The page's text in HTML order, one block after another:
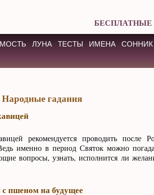
БЕСПЛАТНЫЕ
ЛУНА ТЕСТЫ ИМЕНА СОННИК
Народные гадания
рекомендуется проводить после
именно в период Святок можно
вопросы, узнать, исполнится ли
с пшеном на будущее